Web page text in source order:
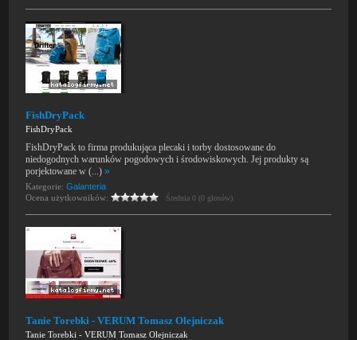
FishDryPack
FishDryPack
FishDryPack to firma produkująca plecaki i torby dostosowane do
niedogodnych warunków pogodowych i środowiskowych. Jej produkty są
porjektowane w (...)»
Kategorie:Galanteria
Ocena użytkowników:
Średnia 0 (0 głosów)
Tanie Torebki - VERUM Tomasz Olejniczak
Tanie Torebki - VERUM Tomasz Olejniczak